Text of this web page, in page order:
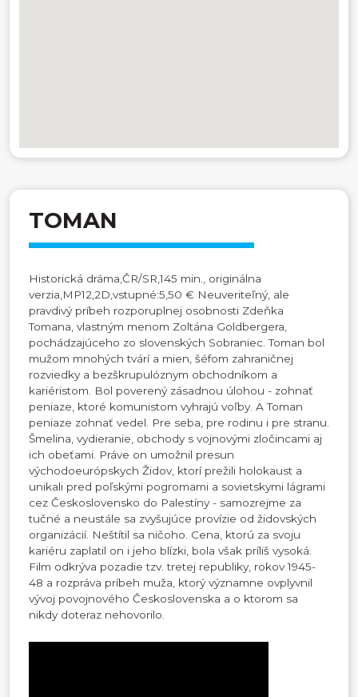
TOMAN
Historická dráma,ČR/SR,145 min., originálna
verzia,MP12,2D,vstupné:5,50 € Neuveriteľný, ale
pravdivý príbeh rozporuplnej osobnosti Zdeňka
Tomana, vlastným menom Zoltána Goldbergera,
pochádzajúceho zo slovenských Sobraniec. Toman bol
mužom mnohých tvárí a mien, šéfom zahraničnej
rozviedky a bezškrupulóznym obchodníkom a
kariéristom. Bol poverený zásadnou úlohou - zohnať
peniaze, ktoré komunistom vyhrajú voľby. A Toman
peniaze zohnať vedel. Pre seba, pre rodinu i pre stranu.
Šmelina, vydieranie, obchody s vojnovými zločincami aj
ich obeťami. Práve on umožnil presun
východoeurópskych Židov, ktorí prežili holokaust a
unikali pred poľskými pogromami a sovietskymi lágrami
cez Československo do Palestíny - samozrejme za
tučné a neustále sa zvyšujúce provízie od židovských
organizácií. Neštítil sa ničoho. Cena, ktorú za svoju
kariéru zaplatil on i jeho blízki, bola však príliš vysoká.
Film odkrýva pozadie tzv. tretej republiky, rokov 1945-
48 a rozpráva príbeh muža, ktorý významne ovplyvnil
vývoj povojnového Československa a o ktorom sa
nikdy doteraz nehovorilo.